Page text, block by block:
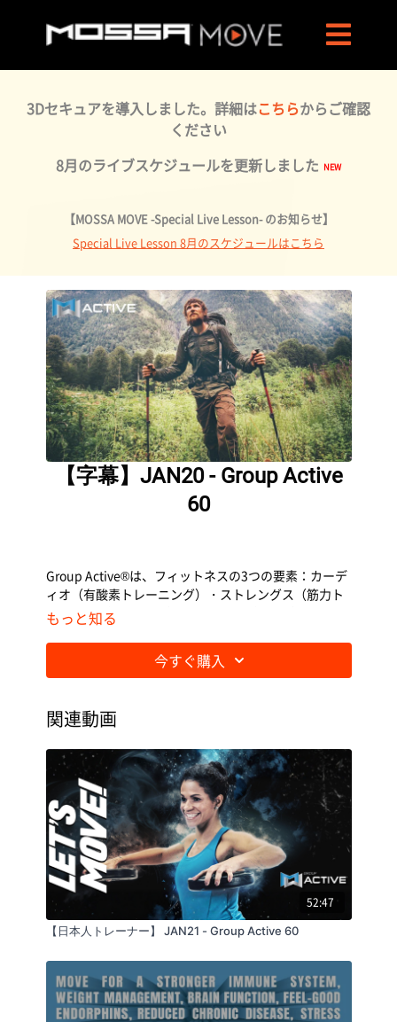
3Dセキュアを導入しました。詳細はこちらからご確認
ください
8月のライブスケジュールを更新しました
【MOSSA MOVE -Special Live Lesson- のお知らせ】
Special Live Lesson 8月のスケジュールはこちら
【字幕】JAN20 - Group Active
60
Group Active®は、フィットネスの3つの要素：カーデ
ィオ（有酸素トレーニング）・ストレングス（筋力ト
レーニング）・ムーブメントヘルス（ムーブメントト
レーニング）のすべての動きを網羅したアスレチック
ながら、シンプルに動けるプログラムです。
もっと知る
今すぐ購入
関連動画
52:47
【日本人トレーナー】 JAN21 - Group Active 60